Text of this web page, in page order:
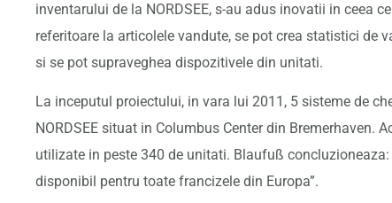
inventarului de la NORDSEE, s-au adus inovatii in ceea
referitoare la articolele vandute, se pot crea statistici de
si se pot supraveghea dispozitivele din unitati.
La inceputul proiectului, in vara lui 2011, 5 sisteme de
NORDSEE situat in Columbus Center din Bremerhaven.
utilizate in peste 340 de unitati. Blaufuß
disponibil pentru toate francizele din Europa”.